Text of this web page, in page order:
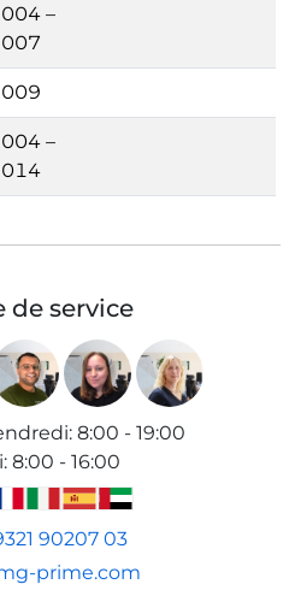
–
–
de service
: 8:00 - 19:00
: 8:00 - 16:00
90207 03
prime.com